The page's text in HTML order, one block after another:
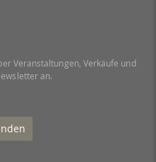
Veranstaltungen, Verkäufe und
an.